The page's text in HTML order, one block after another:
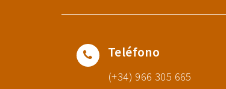
Teléfono
(+34) 966 305 665